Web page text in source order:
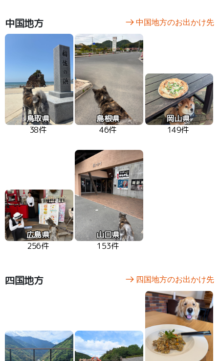
中国地方 中国地方のお出かけ先
鳥取県
38件
島根県
46件
岡山県
149件
広島県
256件
山口県
153件
四国地方 四国地方のお出かけ先